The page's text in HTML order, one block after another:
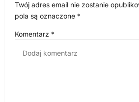
w
p
i
Twój adres email nie zostanie
pola są oznaczone *
Komentarz *